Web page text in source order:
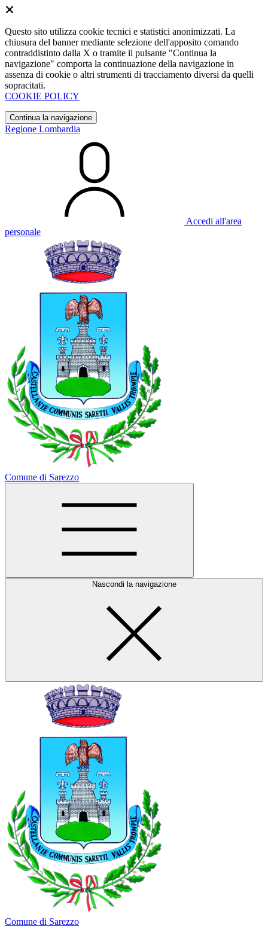
Questo sito utilizza cookie tecnici e statistici anonimizzati. La
chiusura del banner mediante selezione dell'apposito comando
contraddistinto dalla X o tramite il pulsante "Continua la
navigazione" comporta la continuazione della navigazione in
assenza di cookie o altri strumenti di tracciamento diversi da quelli
sopracitati.
COOKIE POLICY
Continua la navigazione
Regione Lombardia
Accedi all'area
personale
Comune di Sarezzo
Nascondi la navigazione
Comune di Sarezzo